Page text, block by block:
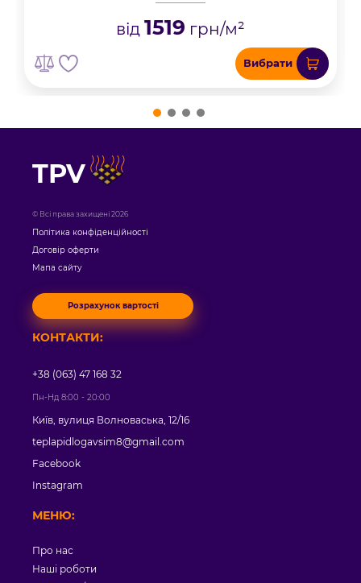
від 1519 грн/м²
Вибрати
TPV
© Всі права захищені 2026
Політика конфіденційності
Договір оферти
Мапа сайту
Розрахунок вартості
МЕНЮ:
Про нас
Наші роботи
КОНТАКТИ:
+38 (063) 47 168 32
Пн-Нд 8:00 - 20:00
Київ, вулиця Волноваська, 12/16
teplapidlogavsim8@gmail.com
Facebook
Instagram